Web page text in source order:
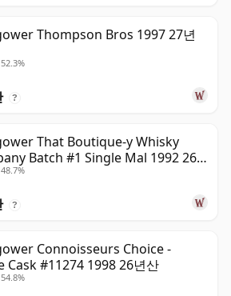
Thompson Bros 1997 27년
?
That Boutique-y Whisky
Batch #1 Single Mal 1992 26
?
Connoisseurs Choice -
Cask #11274 1998 26년산